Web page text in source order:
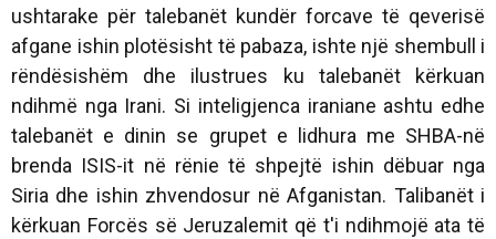
ushtarake për talebanët kundër forcave të qeverisë
afgane ishin plotësisht të pabaza, ishte një shembull i
rëndësishëm dhe ilustrues ku talebanët kërkuan
ndihmë nga Irani. Si inteligjenca iraniane ashtu edhe
talebanët e dinin se grupet e lidhura me SHBA-në
brenda ISIS-it në rënie të shpejtë ishin dëbuar nga
Siria dhe ishin zhvendosur në Afganistan. Talibanët i
kërkuan Forcës së Jeruzalemit që t'i ndihmojë ata të